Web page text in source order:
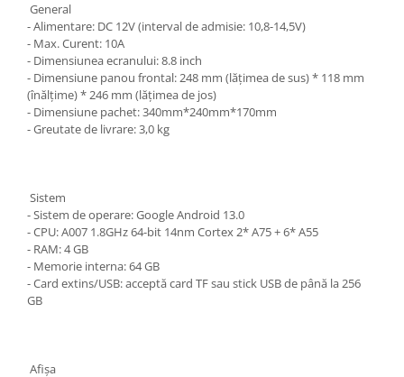
General
- Alimentare: DC 12V (interval de admisie: 10,8-14,5V)
- Max. Curent: 10A
- Dimensiunea ecranului: 8.8 inch
- Dimensiune panou frontal: 248 mm (lățimea de sus) * 118 mm
(înălțime) * 246 mm (lățimea de jos)
- Dimensiune pachet: 340mm*240mm*170mm
- Greutate de livrare: 3,0 kg
Sistem
- Sistem de operare: Google Android 13.0
- CPU: A007 1.8GHz 64-bit 14nm Cortex 2* A75 + 6* A55
- RAM: 4 GB
- Memorie interna: 64 GB
- Card extins/USB: acceptă card TF sau stick USB de până la 256
GB
Afişa